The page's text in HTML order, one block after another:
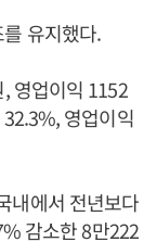
유지했다.
영업이익 1152
영업이익
내에서 전년보다
감소한 8만222